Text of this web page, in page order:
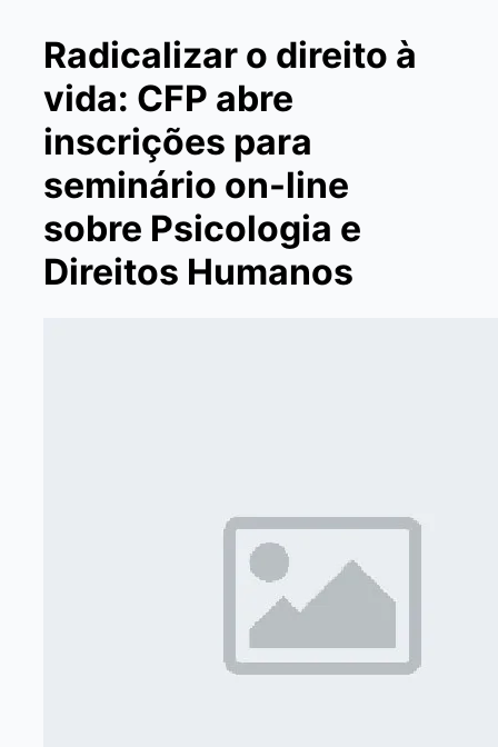
Radicalizar o direito à
vida: CFP abre
inscrições para
seminário on-line
sobre Psicologia e
Direitos Humanos